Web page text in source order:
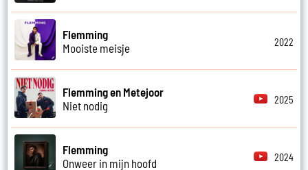
Flemming
Mooiste meisje
2022
Flemming en Metejoor
Niet nodig
2025
Flemming
Onweer in mijn hoofd
2024